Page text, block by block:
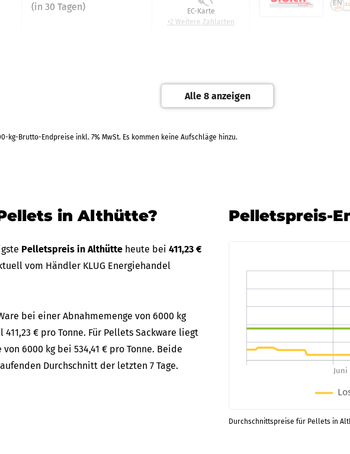
(in 30 Tagen)
EC-Karte
+2 Weitere Zahlarten
+2 Weitere Zahlarten
bis Fr 18.09.2026
bis Fr 11.09.2026
(in 35 Tagen)
Rechnung
+1 Weitere Zahlarten
Alle 8 anzeigen
kg-Brutto-Endpreise inkl. 7% MwSt. Es kommen keine Aufschläge hinzu.
in Althütte?
Pelletspreis in Althütte heute bei 411,23 €
vom Händler KLUG Energiehandel
bei einer Abnahmemenge von 6000 kg
€ pro Tonne. Für Pellets Sackware liegt
6000 kg bei 534,41 € pro Tonne. Beide
Durchschnitt der letzten 7 Tage.
Pelletspreis-
Durchschnittspreise für Pellets in